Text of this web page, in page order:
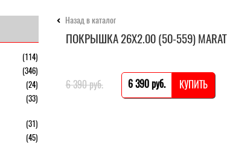
Назад в каталог
ПОКРЫШКА 26X2.00 (50-559)
6 390 pуб. 6 390 pуб. КУПИТЬ
(114)
(346)
(24)
(33)
(31)
(45)